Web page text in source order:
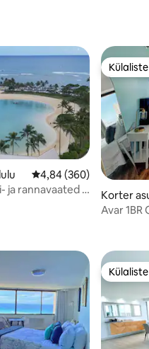
Keskmine hinnang
4,84 (360)
ja rannavaated -
Korter
Avar